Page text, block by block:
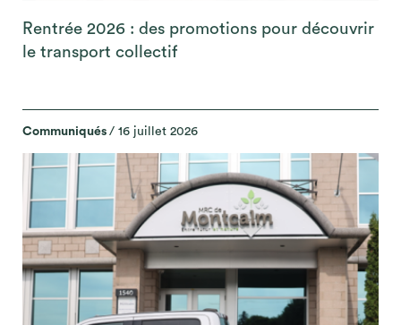
Rentrée 2026 : des promotions pour découvrir
le transport collectif
Communiqués/ 16 juillet 2026